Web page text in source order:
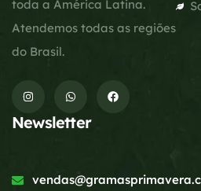
toda a América Latina.
Atendemos todas as regiões
do Brasil.
Newsletter